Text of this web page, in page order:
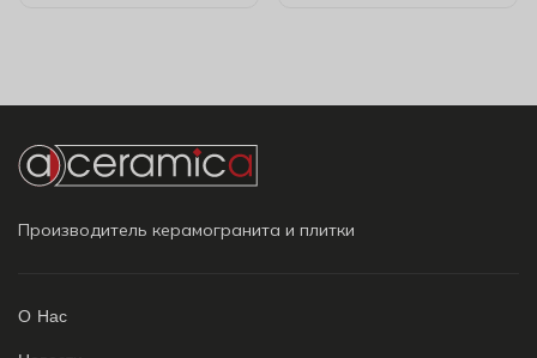
Производитель керамогранита и плитки
О Нас